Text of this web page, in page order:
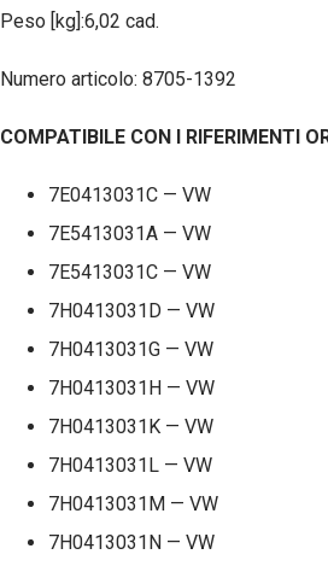
Peso [kg]:6,02 cad.
Numero articolo: 8705-1392
COMPATIBILE CON I RIFERIMENTI
7E0413031C — VW
7E5413031A — VW
7E5413031C — VW
7H0413031D — VW
7H0413031G — VW
7H0413031H — VW
7H0413031K — VW
7H0413031L — VW
7H0413031M — VW
7H0413031N — VW